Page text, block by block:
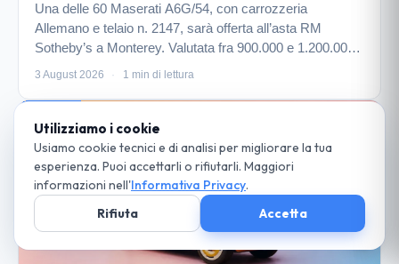
Una delle 60 Maserati A6G/54, con carrozzeria
Allemano e telaio n. 2147, sarà offerta all’asta RM
Sotheby’s a Monterey. Valutata fra 900.000 e 1.200.000
euro, vanta un recente restauro e un terzo posto al
3 August 2026 · 1 min di lettura
Utilizziamo i cookie
Usiamo cookie tecnici e di analisi per migliorare la tua
esperienza. Puoi accettarli o rifiutarli. Maggiori
informazioni nell'Informativa Privacy.
Rifiuta
Accetta